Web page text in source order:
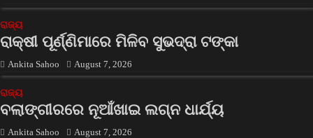
ରାଜ୍ୟ
ରାକ୍ଷୀ ପୂର୍ଣ୍ଣିମାରେ ମିଳିବ ସୁଭଦ୍ରା ଟଙ୍କା
Ankita Sahoo August 7, 2026
ରାଜ୍ୟ
ବଲାଙ୍ଗୀରରେ ନୂଆଁଖାଇ ଲଗ୍ନ ଧାର୍ଯ୍ୟ
Ankita Sahoo August 7, 2026